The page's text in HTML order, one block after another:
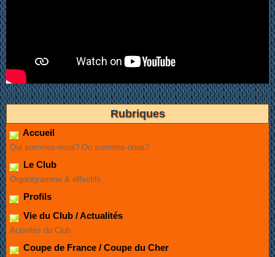
Rubriques
Accueil
Qui sommes-nous? Ou sommes-nous?
Le Club
Organigramme & effectifs
Profils
Vie du Club / Actualités
Activités du Club
Coupe de France / Coupe du Cher